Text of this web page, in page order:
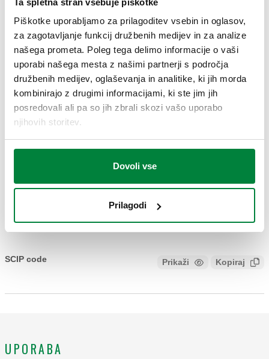
Piškotke uporabljamo za prilagoditev vsebin in oglasov,
za zagotavljanje funkcij družbenih medijev in za analize
našega prometa. Poleg tega delimo informacije o vaši
uporabi našega mesta z našimi partnerji s področja
družbenih medijev, oglaševanja in analitike, ki jih morda
kombinirajo z drugimi informacijami, ki ste jim jih
posredovali ali pa so jih zbrali skozi vašo uporabo
njihovih storitev.
Dovoli vse
Prilagodi
700025
2D risba
DWG DXF PDF
3D modeli
ploščo in vratci. Pocinkana zadnja plošča in vratca v RAL
SCIP code Prikaži Kopiraj
UPORABA